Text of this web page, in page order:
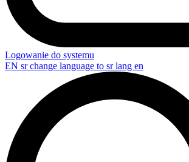
Logowanie do systemu
EN sr change language to sr lang en